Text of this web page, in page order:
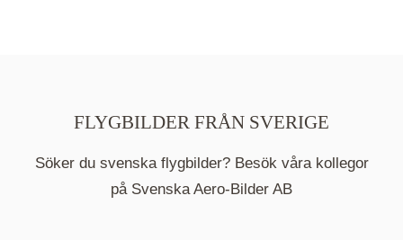
FLYGBILDER FRÅN SVERIGE
Söker du svenska flygbilder? Besök våra kollegor
på Svenska Aero-Bilder AB